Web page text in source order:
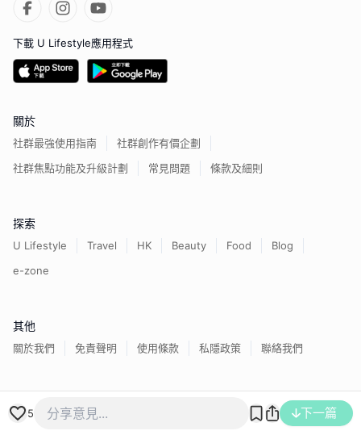
5 下一篇
下載 U Lifestyle應用程式
關於
社群最強使用指南
社群創作有價企劃
社群焦點功能及升級計劃
常見問題 條款及細則
探索
U Lifestyle Travel HK Beauty Food
Blog
e-zone
其他
關於我們 免責聲明 使用條款 私隱政策 聯絡我們
香港經濟日報版權所有©